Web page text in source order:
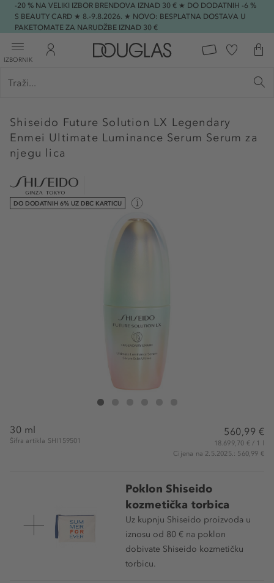
-20 % NA VELIKI IZBOR BRENDOVA IZNAD 30 € ★ DO DODATNIH -6 %
S BEAUTY CARD ★ 8.-9.8.2026. ★ NOVO: BESPLATNA DOSTAVA U
PAKETOMATE ZA NARUDŽBE IZNAD 30 €
IZBORNIK
Shiseido Future Solution LX Legendary
Enmei Ultimate Luminance Serum Serum za
njegu lica
DO DODATNIH 6% UZ DBC KARTICU
Shiseido Future Solution LX Legendary Enmei Ultimate
30 ml
Šifra artikla SHI159501
560,99 €
18.699,70 € / 1 l
Cijena na 2.5.2025.: 560,99 €
Poklon Shiseido
kozmetička torbica
Uz kupnju Shiseido proizvoda u
iznosu od 80 € na poklon
dobivate Shiseido kozmetičku
torbicu.